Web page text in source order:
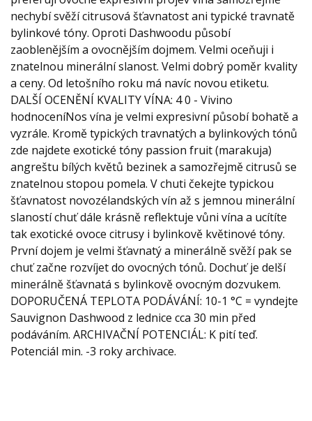
nechybí svěží citrusová šťavnatost ani typické travnatě
bylinkové tóny. Oproti Dashwoodu působí
zaoblenějším a ovocnějším dojmem. Velmi oceňuji i
znatelnou minerální slanost. Velmi dobrý poměr kvality
a ceny. Od letošního roku má navíc novou etiketu.
DALŠÍ OCENĚNÍ KVALITY VÍNA: 4 0 - Vivino
hodnoceníNos vína je velmi expresivní působí bohatě a
vyzrále. Kromě typických travnatých a bylinkových tónů
zde najdete exotické tóny passion fruit (marakuja)
angreštu bílých květů bezinek a samozřejmě citrusů se
znatelnou stopou pomela. V chuti čekejte typickou
šťavnatost novozélandských vín až s jemnou minerální
slaností chuť dále krásně reflektuje vůni vína a ucítíte
tak exotické ovoce citrusy i bylinkově květinové tóny.
První dojem je velmi šťavnatý a minerálně svěží pak se
chuť začne rozvíjet do ovocných tónů. Dochuť je delší
minerálně šťavnatá s bylinkově ovocným dozvukem.
DOPORUČENÁ TEPLOTA PODÁVÁNÍ: 10-1 °C = vyndejte
Sauvignon Dashwood z lednice cca 30 min před
podáváním. ARCHIVAČNÍ POTENCIÁL: K pití teď.
Potenciál min. -3 roky archivace.